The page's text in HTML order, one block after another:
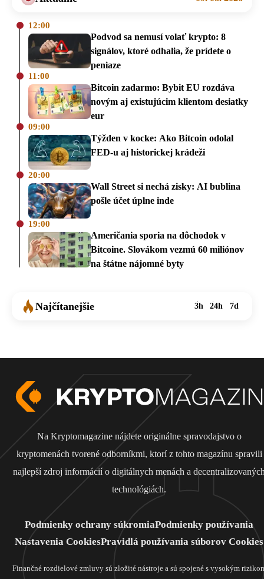
12:00
Podvod sa nemusí volať krypto: 8
signálov, ktoré odhalia, že prídete o
peniaze
11:00
Bitcoin zadarmo: Bybit EU rozdáva
novým aj existujúcim klientom desiatky
eur
09:00
Týžden v kocke: Ako Bitcoin odolal
FED-u aj historickej krádeži
20:00
Wall Street si nechá zisky: AI bublina
pošle účet úplne inde
19:00
Američania sporia na dôchodok v
Bitcoine. Slovákom vezmú 60 miliónov
na štátne nájomné byty
Najčítanejšie 3h 24h 7d
Na Kryptomagazine nájdete originálne spravodajstvo o
kryptomenách tvorené odborníkmi, ktorí z tohto magazínu spravili
najlepší zdroj informácií o digitálnych menách a
technológiách.
Podmienky ochrany súkromiaPodmienky používania
Nastavenia CookiesPravidlá používania súborov Cookies
Finančné rozdielové zmluvy sú zložité nástroje a sú spojené s vysokým